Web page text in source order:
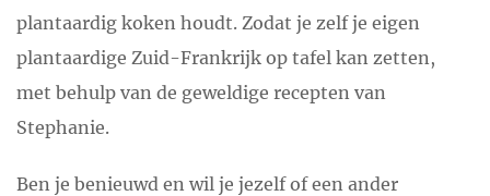
plantaardig koken houdt. Zodat je zelf je eigen
plantaardige Zuid-Frankrijk op tafel kan zetten,
met behulp van de geweldige recepten van
Stephanie.
Ben je benieuwd en wil je jezelf of een ander